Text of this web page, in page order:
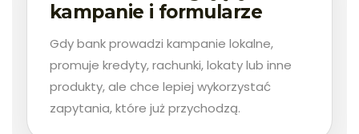
kampanie i formularze
Gdy bank prowadzi kampanie lokalne,
promuje kredyty, rachunki, lokaty lub inne
produkty, ale chce lepiej wykorzystać
zapytania, które już przychodzą.